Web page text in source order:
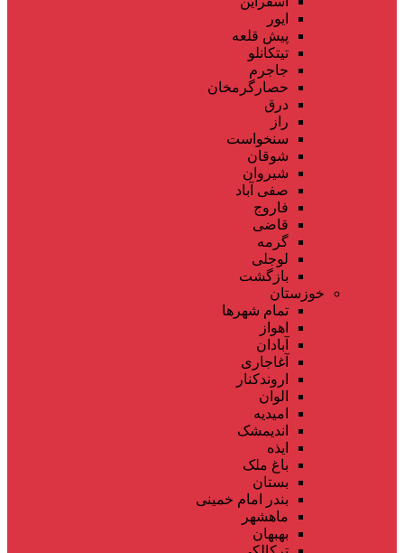
ایور
پیش قلعه
تیتکانلو
جاجرم
حصارگرمخان
درق
راز
سنخواست
شوقان
شیروان
صفی آباد
فاروج
قاضی
گرمه
لوجلی
بازگشت
خوزستان
تمام شهر‌ها
اهواز
آبادان
آغاجاری
اروندکنار
الوان
امیدیه
اندیمشک
ایذه
باغ ملک
بستان
بندر امام خمینی
ماهشهر
بهبهان